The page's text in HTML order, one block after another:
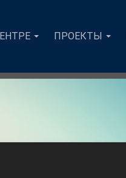
ПРОЕКТЫ